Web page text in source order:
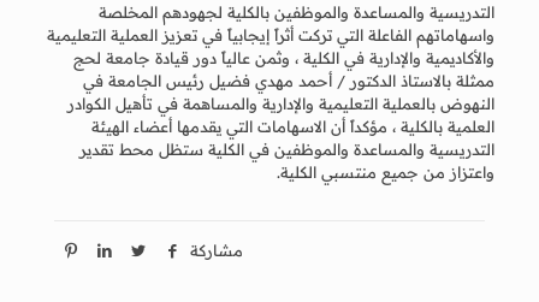
التدريسية والمساعدة والموظفين بالكلية لجهودهم المخلصة
واسهاماتهم الفاعلة التي تركت أثراً إيجابياً في تعزيز العملية التعليمية
والأكاديمية والإدارية في الكلية ، وثمن عالياً دور قيادة جامعة لحج
ممثلة بالاستاذ الدكتور / أحمد مهدي فضيل رئيس الجامعة في
النهوض بالعملية التعليمية والإدارية والمساهمة في تأهيل الكوادر
العلمية بالكلية ، مؤكداً أن الاسهامات التي يقدمها أعضاء الهيئة
التدريسية والمساعدة والموظفين في الكلية ستظل محط تقدير
واعتزاز من جميع منتسبي الكلية.
مشاركة